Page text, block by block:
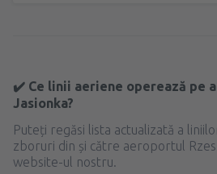
✔️ Ce linii aeriene operează pe
Jasionka?
Puteți regăsi lista actualizată a
zboruri din și către aeroportul
website-ul nostru.